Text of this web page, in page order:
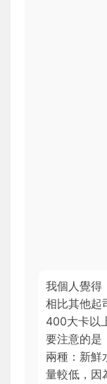
我個人覺得
相比其他起
400大卡以
要注意的是
兩種：新鮮
量較低，因